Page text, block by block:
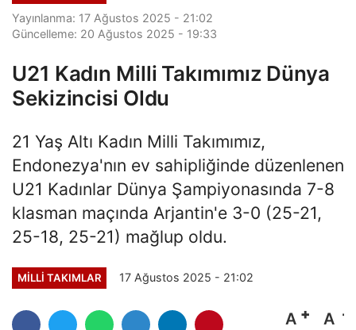
Yayınlanma: 17 Ağustos 2025 - 21:02
Güncelleme: 20 Ağustos 2025 - 19:33
U21 Kadın Milli Takımımız Dünya
Sekizincisi Oldu
21 Yaş Altı Kadın Milli Takımımız,
Endonezya'nın ev sahipliğinde düzenlenen
U21 Kadınlar Dünya Şampiyonasında 7-8
klasman maçında Arjantin'e 3-0 (25-21,
25-18, 25-21) mağlup oldu.
MILLI TAKIMLAR 17 Ağustos 2025 - 21:02
A A